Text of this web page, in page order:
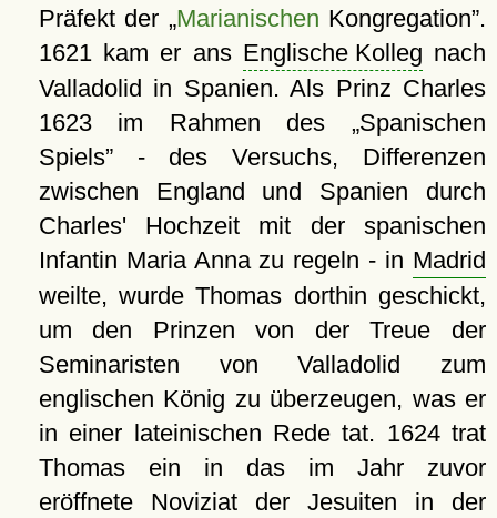
Präfekt der
Marianischen Kongregation .
1621 kam er ans Englische Kolleg nach
Valladolid in Spanien. Als Prinz Charles
1623 im Rahmen des
Spanischen
Spiels - des Versuchs, Differenzen
zwischen England und Spanien durch
Charles' Hochzeit mit der spanischen
Infantin Maria Anna zu regeln - in Madrid
weilte, wurde Thomas dorthin geschickt,
um den Prinzen von der Treue der
Seminaristen von Valladolid zum
englischen König zu überzeugen, was er
in einer lateinischen Rede tat. 1624 trat
Thomas ein in das im Jahr zuvor
eröffnete Noviziat der Jesuiten in der